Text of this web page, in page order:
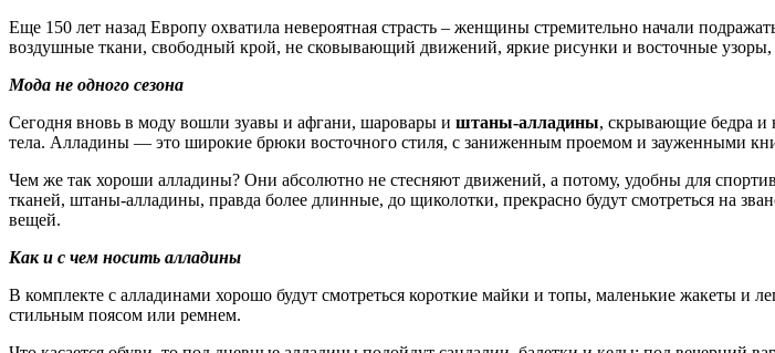
Еще 150 лет назад Европу охватила невероятная страсть – женщины стремительно начали
воздушные ткани, свободный крой, не сковывающий движений, яркие рисунки и восточные
Мода не одного сезона
Сегодня вновь в моду вошли зуавы и афгани, шаровары и штаны-алладины, скрывающие бедра и
тела. Алладины — это широкие брюки восточного стиля, с заниженным проемом и зауженными
Чем же так хороши алладины? Они абсолютно не стесняют движений, а потому, удобны для
тканей, штаны-алладины, правда более длинные, до щиколотки, прекрасно будут смотреться на
вещей.
Как и с чем носить алладины
В комплекте с алладинами хорошо будут смотреться короткие майки и топы, маленькие жакеты и
стильным поясом или ремнем.